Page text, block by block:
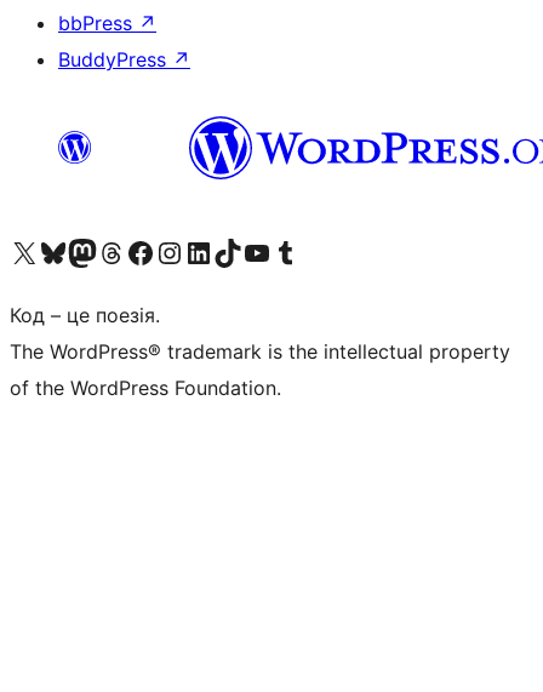
bbPress ↗
BuddyPress ↗
Visit our X (formerly Twitter) account
Visit our Bluesky account
Завітайте до нашої стрічки в Mastodon
Visit our Threads account
Завітайте на нашу сторінку в Facebook
Visit our Instagram account
Visit our LinkedIn account
Visit our TikTok account
Visit our YouTube channel
Visit our Tumblr account
Код – це поезія.
The WordPress® trademark is the intellectual property
of the WordPress Foundation.